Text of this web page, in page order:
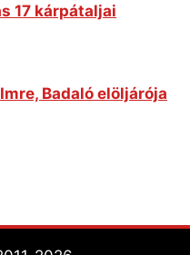
17 kárpátaljai
Badaló elöljárója